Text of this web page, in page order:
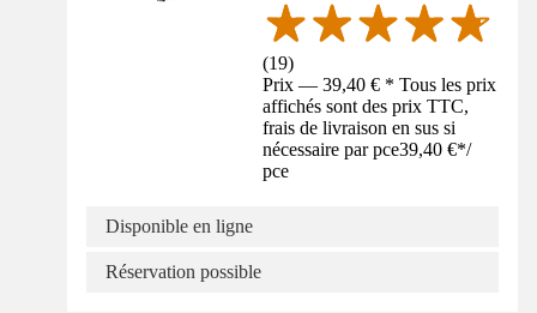
(19)
Prix — 39,40 € * Tous les prix
affichés sont des prix TTC,
frais de livraison en sus si
nécessaire par pce39,40 €*/
pce
Disponible en ligne
Réservation possible